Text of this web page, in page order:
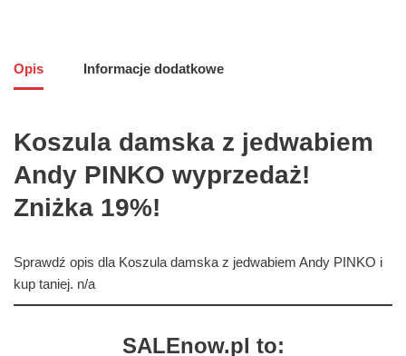
Opis Informacje dodatkowe
Koszula damska z jedwabiem
Andy PINKO wyprzedaż!
Zniżka 19%!
Sprawdź opis dla Koszula damska z jedwabiem Andy PINKO i
kup taniej. n/a
SALEnow.pl to: